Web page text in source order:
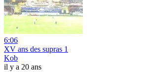
6:06
XV ans des supras 1
Kob
il y a 20 ans